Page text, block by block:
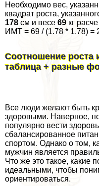
Необходимо вес,
квадрат роста,
178 см и весе 69 кг
ИМТ = 69 / (1.78 * 1.78) =
Соотношение роста
таблица + разные
Все люди желают быть
здоровыми. Наверное,
популярно вести
сбалансированное
спортом. Однако о том,
мужчин является
Что же это такое, какие
идеальными, чтобы
ориентироваться.